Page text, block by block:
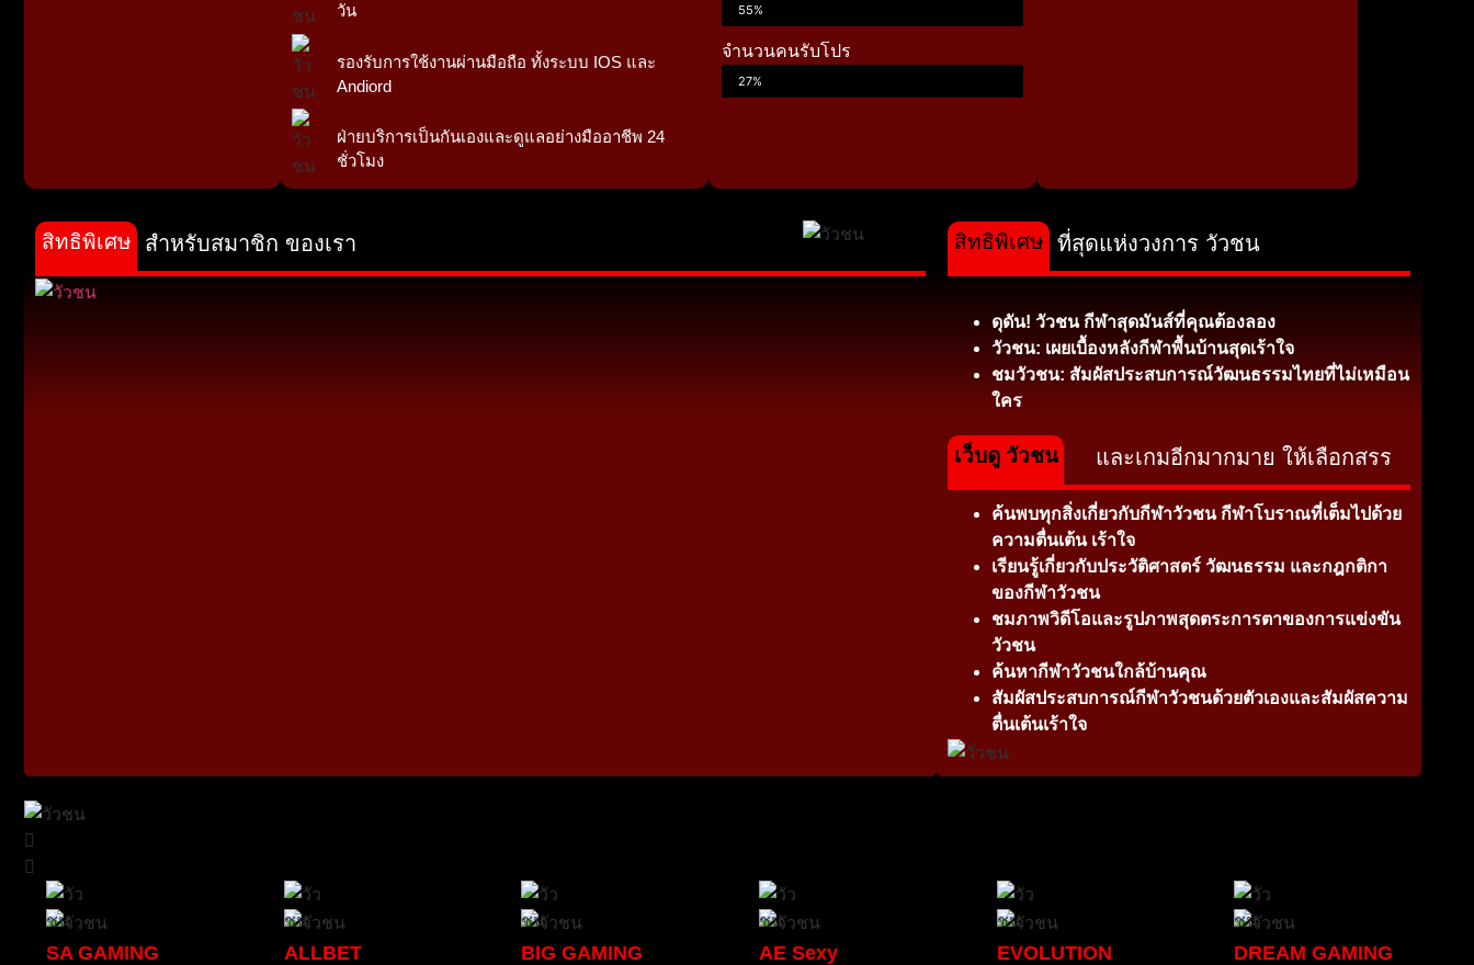
วัน
รองรับการใช้งานผ่านมือถือ ทั้งระบบ IOS และ
Andiord
ฝ่ายบริการเป็นกันเองและดูแลอย่างมืออาชีพ 24
ชั่วโมง
55%
จำนวนคนรับโปร
27%
สำหรับสมาชิก ของเรา
สิทธิพิเศษ ที่สุดแห่งวงการ วัวชน
ดุดัน! วัวชน กีฬาสุดมันส์ที่คุณต้องลอง
วัวชน: เผยเบื้องหลังกีฬาพื้นบ้านสุดเร้าใจ
ชมวัวชน: สัมผัสประสบการณ์วัฒนธรรมไทยที่ไม่เหมือน
ใคร
สิทธิพิเศษ
และเกมอีกมากมาย ให้เลือกสรร
ค้นพบทุกสิ่งเกี่ยวกับกีฬาวัวชน กีฬาโบราณที่เต็มไปด้วย
ความตื่นเต้น เร้าใจ
เรียนรู้เกี่ยวกับประวัติศาสตร์ วัฒนธรรม และกฎกติกา
ของกีฬาวัวชน
ชมภาพวิดีโอและรูปภาพสุดตระการตาของการแข่งขัน
วัวชน
ค้นหากีฬาวัวชนใกล้บ้านคุณ
สัมผัสประสบการณ์กีฬาวัวชนด้วยตัวเองและสัมผัสความ
ตื่นเต้นเร้าใจ
เว็บดู วัวชน
SA GAMING ALLBET BIG GAMING AE Sexy
EVOLUTION
DREAM GAMING